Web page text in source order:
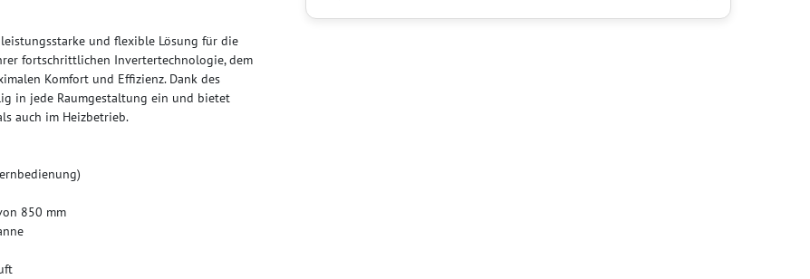
und flexible Lösung für die
fortschrittlichen Invertertechnologie, dem
Komfort und Effizienz. Dank des
in jede Raumgestaltung ein und bietet
auch im Heizbetrieb.
850 mm